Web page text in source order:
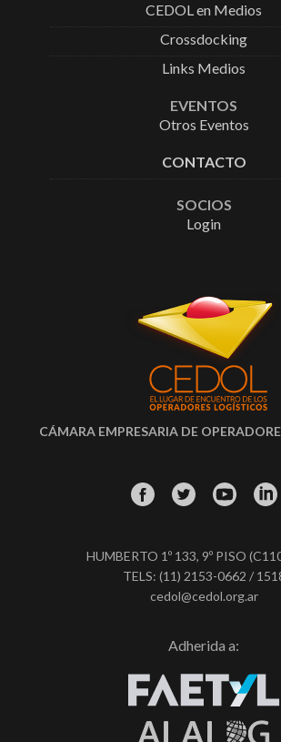
CEDOL en Medios
Crossdocking
Links Medios
EVENTOS
Otros Eventos
CONTACTO
SOCIOS
Login
CÁMARA EMPRESARIA DE
HUMBERTO 1º 133, 9º PISO
TELS: (11) 2153-0662 /
cedol@cedol.org.ar
Adherida a: